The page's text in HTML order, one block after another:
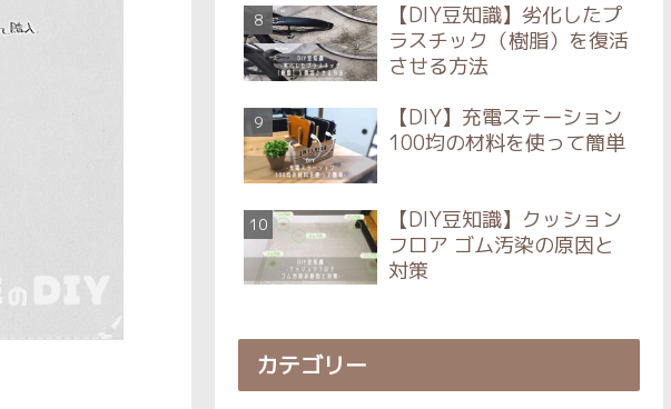
【DIY豆知識】劣化したプ
ラスチック（樹脂）を復活
させる方法
【DIY】充電ステーション
100均の材料を使って簡単
【DIY豆知識】クッション
フロア ゴム汚染の原因と
対策
カテゴリー